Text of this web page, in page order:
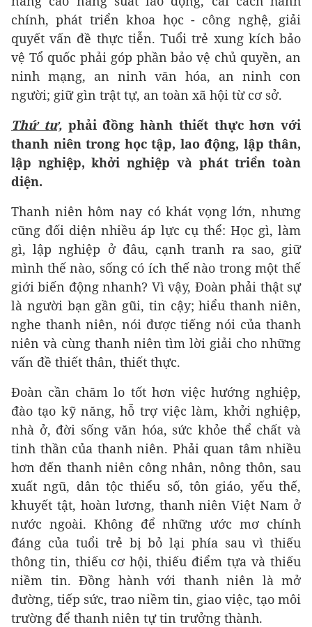
chính, phát triển khoa học - công nghệ, giải
quyết vấn đề thực tiễn. Tuổi trẻ xung kích bảo
vệ Tổ quốc phải góp phần bảo vệ chủ quyền, an
ninh mạng, an ninh văn hóa, an ninh con
người; giữ gìn trật tự, an toàn xã hội từ cơ sở.
Thứ tư,phải đồng hành thiết thực hơn với
thanh niên trong học tập, lao động, lập thân,
lập nghiệp, khởi nghiệp và phát triển toàn
diện.
Thanh niên hôm nay có khát vọng lớn, nhưng
cũng đối diện nhiều áp lực cụ thể: Học gì, làm
gì, lập nghiệp ở đâu, cạnh tranh ra sao, giữ
mình thế nào, sống có ích thế nào trong một thế
giới biến động nhanh? Vì vậy, Đoàn phải thật sự
là người bạn gần gũi, tin cậy; hiểu thanh niên,
nghe thanh niên, nói được tiếng nói của thanh
niên và cùng thanh niên tìm lời giải cho những
vấn đề thiết thân, thiết thực.
Đoàn cần chăm lo tốt hơn việc hướng nghiệp,
đào tạo kỹ năng, hỗ trợ việc làm, khởi nghiệp,
nhà ở, đời sống văn hóa, sức khỏe thể chất và
tinh thần của thanh niên. Phải quan tâm nhiều
hơn đến thanh niên công nhân, nông thôn, sau
xuất ngũ, dân tộc thiểu số, tôn giáo, yếu thế,
khuyết tật, hoàn lương, thanh niên Việt Nam ở
nước ngoài. Không để những ước mơ chính
đáng của tuổi trẻ bị bỏ lại phía sau vì thiếu
thông tin, thiếu cơ hội, thiếu điểm tựa và thiếu
niềm tin. Đồng hành với thanh niên là mở
đường, tiếp sức, trao niềm tin, giao việc, tạo môi
trường để thanh niên tự tin trưởng thành.